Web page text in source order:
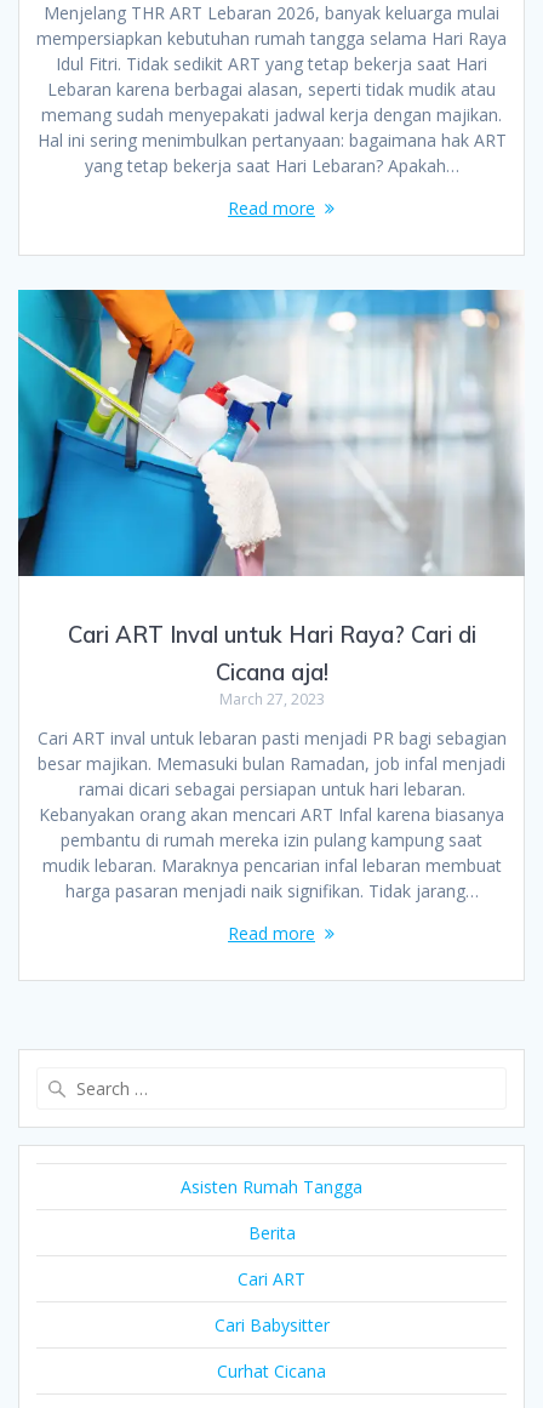
Menjelang THR ART Lebaran 2026, banyak keluarga mulai
mempersiapkan kebutuhan rumah tangga selama Hari Raya
Idul Fitri. Tidak sedikit ART yang tetap bekerja saat Hari
Lebaran karena berbagai alasan, seperti tidak mudik atau
memang sudah menyepakati jadwal kerja dengan majikan.
Hal ini sering menimbulkan pertanyaan: bagaimana hak ART
yang tetap bekerja saat Hari Lebaran? Apakah…
Read more
Cari ART Inval untuk Hari Raya? Cari di
Cicana aja!
March 27, 2023
Cari ART inval untuk lebaran pasti menjadi PR bagi sebagian
besar majikan. Memasuki bulan Ramadan, job infal menjadi
ramai dicari sebagai persiapan untuk hari lebaran.
Kebanyakan orang akan mencari ART Infal karena biasanya
pembantu di rumah mereka izin pulang kampung saat
mudik lebaran. Maraknya pencarian infal lebaran membuat
harga pasaran menjadi naik signifikan. Tidak jarang…
Read more
Asisten Rumah Tangga
Berita
Cari ART
Cari Babysitter
Curhat Cicana